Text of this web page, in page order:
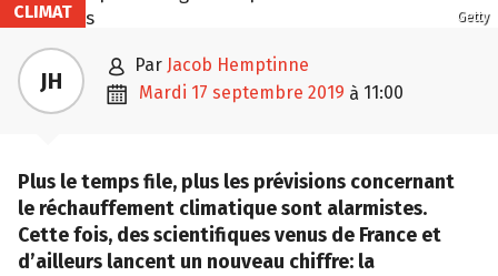
Getty
CLIMAT
JH  par Jacob Hemptinne
 mardi 17 septembre 2019 à 11:00
Plus le temps file, plus les prévisions concernant
le réchauffement climatique sont alarmistes.
Cette fois, des scientifiques venus de France et
d’ailleurs lancent un nouveau chiffre: la